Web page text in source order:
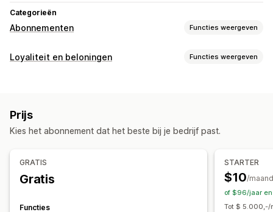
Categorieën
Abonnementen Functies weergeven
Soorten abonnementen
Digitale producten
Abonnementen op maat
Prijzen die je kunt instellen
Terugkerende betalingen
Freemium
Proefperiodes
Loyaliteit en beloningen Functies weergeven
Affiliateprogramma's
Programma's op maat
Gratis verzending
Exclusieve toegang
Lidmaatschapsvoordelen
Prijs
Kies het abonnement dat het beste bij je bedrijf past.
GRATIS
Gratis
Functies
STARTER
$10/maand
of $96/jaar
Tot $ 5.000,-/